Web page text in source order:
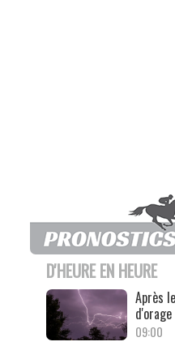
D'HEURE EN HEURE
Après
d'orage
09:00